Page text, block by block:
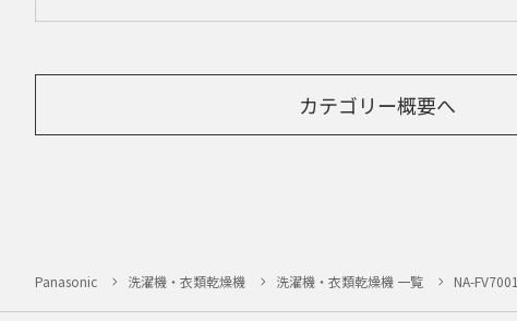
カテゴリー概要へ
Panasonic 洗濯機・衣類乾燥機 洗濯機・衣類乾燥機 一覧 NA-FV7001